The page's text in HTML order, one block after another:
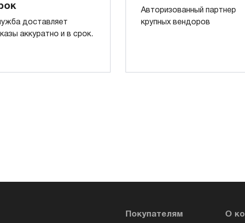
доставляет
аккуратно и в срок.
Авторизованный партнер
крупных вендоров
Покупателям О